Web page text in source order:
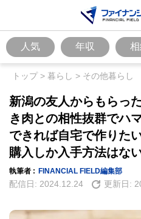
人気 年収
トップ> 暮らし > その他暮らし
新潟の友人からもらっ
き肉との相性抜群でハ
できれば自宅で作りた
購入しか入手方法はな
執筆者 : FINANCIAL FIELD編集部
配信日: 2024.12.24 更新日: